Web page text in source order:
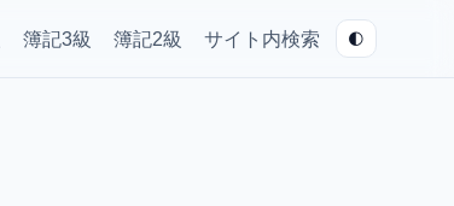
簿記3級 簿記2級 サイト内検索 🌓